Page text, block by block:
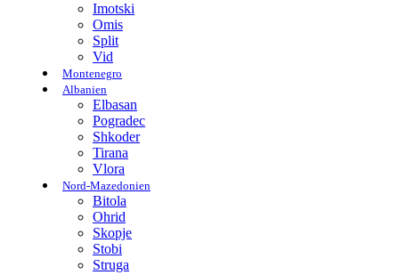
Imotski
Omis
Split
Vid
Montenegro
Albanien
Elbasan
Pogradec
Shkoder
Tirana
Vlora
Nord-Mazedonien
Bitola
Ohrid
Skopje
Stobi
Struga